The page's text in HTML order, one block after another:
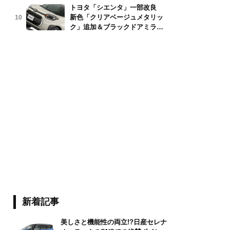
10
トヨタ「シエンタ」一部改良
新色「クリアベージュメタリッ
ク」追加＆ブラックドアミラー
新着記事
美しさと機能性の両立!?日産セレナ